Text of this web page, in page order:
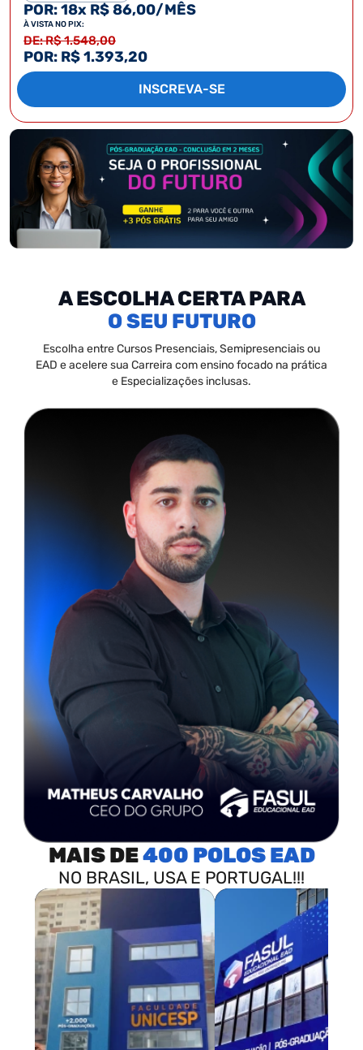
POR: 18x R$ 86,00/MÊS
À VISTA NO PIX:
DE: R$ 1.548,00
POR: R$ 1.393,20
INSCREVA-SE
A ESCOLHA CERTA PARA
SEU FUTURO
Escolha entre Cursos Presenciais, Semipresenciais ou
EAD e acelere sua Carreira com ensino focado na prática
e Especializações inclusas.
MAIS DE400 POLOS
NO BRASIL, USA E PORTUGAL!!!